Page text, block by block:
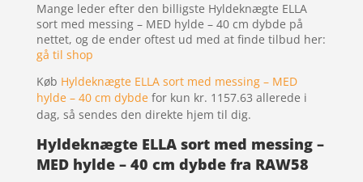
Mange leder efter den billigste Hyldeknægte ELLA
sort med messing – MED hylde – 40 cm dybde på
nettet, og de ender oftest ud med at finde tilbud her:
gå til shop
Køb Hyldeknægte ELLA sort med messing – MED
hylde – 40 cm dybdefor kun kr. 1157.63 allerede i
dag, så sendes den direkte hjem til dig.
Hyldeknægte ELLA sort med messing –
MED hylde – 40 cm dybde fra RAW58